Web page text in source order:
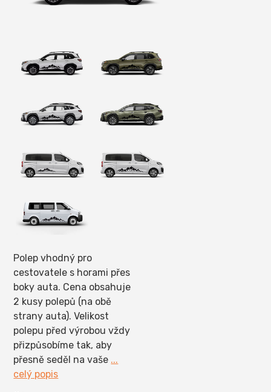
Polep vhodný pro
cestovatele s horami přes
boky auta. Cena obsahuje
2 kusy polepů (na obě
strany auta). Velikost
polepu před výrobou vždy
přizpůsobíme tak, aby
přesně seděl na vaše ...
celý popis